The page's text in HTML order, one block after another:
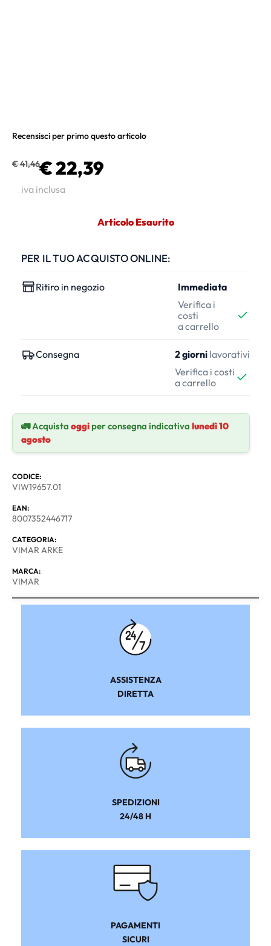
Recensisci per primo questo articolo
€ 41,46€ 22,39
iva inclusa
Articolo Esaurito
PER IL TUO ACQUISTO ONLINE:
Ritiro in negozio
Immediata
Verifica i
costi
a carrello
Consegna 2 giorni lavorativi
Verifica i costi
a carrello
🚛 Acquista oggiper consegna indicativa lunedì 10
agosto
CODICE:
VIW19657.01
EAN:
8007352446717
CATEGORIA:
VIMAR ARKE
MARCA:
VIMAR
ASSISTENZA
DIRETTA
SPEDIZIONI
24/48 H
PAGAMENTI
SICURI